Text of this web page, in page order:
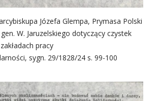
Józefa Glempa, Prymasa Polski
W. Jaruzelskiego dotyczący czystek
pracy
sygn. 29/1828/24 s. 99-100